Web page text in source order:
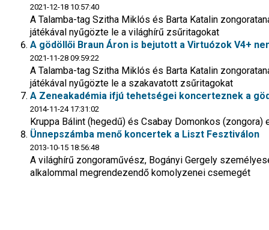
2021-12-18 10:57:40
A Talamba-tag Szitha Miklós és Barta Katalin
játékával nyűgözte le a világhírű zsűritagokat
A gödöllői Braun Áron is bejutott a Virtuózok V4+
2021-11-28 09:59:22
A Talamba-tag Szitha Miklós és Barta Katalin
játékával nyűgözte le a szakavatott zsűritagokat
A Zeneakadémia ifjú tehetségei koncerteznek a
2014-11-24 17:31:02
Kruppa Bálint (hegedű) és Csabay Domonkos
Ünnepszámba menő koncertek a Liszt Fesztiválon
2013-10-15 18:56:48
A világhírű zongoraművész, Bogányi Gergely
alkalommal megrendezendő komolyzenei csemegét